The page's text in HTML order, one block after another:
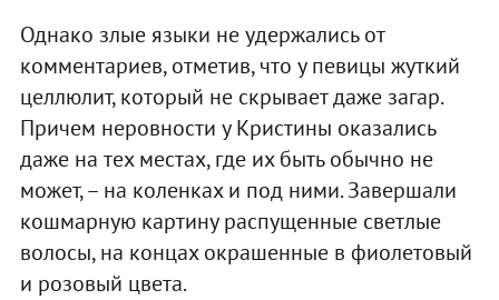
Однако злые языки не удержались от
комментариев, отметив, что у певицы жуткий
целлюлит, который не скрывает даже загар.
Причем неровности у Кристины оказались
даже на тех местах, где их быть обычно не
может, – на коленках и под ними. Завершали
кошмарную картину распущенные светлые
волосы, на концах окрашенные в фиолетовый
и розовый цвета.